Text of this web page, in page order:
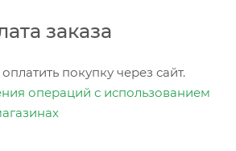
заказа
покупку через сайт.
операций с использованием